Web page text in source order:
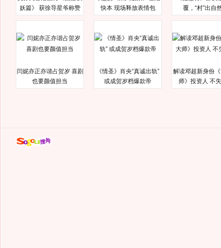
妖篇》 获徐导星爷称赞
快本 现场释放表情包
覆，“村”出自
闫妮亦正亦谐占贺岁 喜剧
也要颜值担当
《情圣》肖央“真诚出轨”
或成贺岁档爆款帝
解读邓超新身份
师》投资人 不